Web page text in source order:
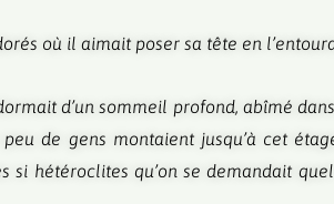
où il aimait poser sa tête en
d’un sommeil profond, abîmé
de gens montaient jusqu’à cet
si hétéroclites qu’on se demandait